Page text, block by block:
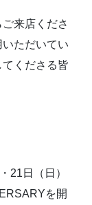
来店くださ
ただいてい
くださる皆
21日（日）
を開